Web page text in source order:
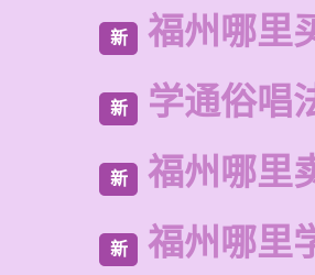
新 福州哪里
新 学通俗唱
新 福州哪里
新 福州哪里